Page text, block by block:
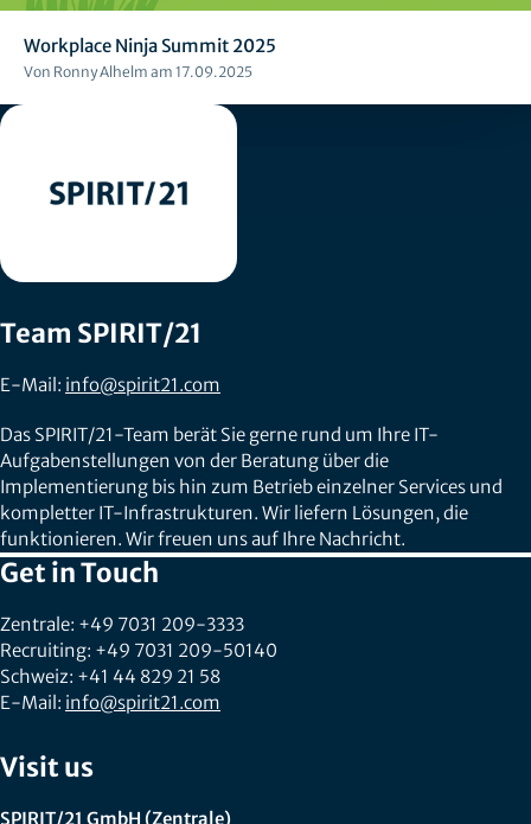
Workplace Ninja Summit 2025
Von Ronny Alhelm am 17.09.2025
Team SPIRIT/21
E-Mail: info@spirit21.com
Das SPIRIT/21-Team berät Sie gerne rund um Ihre IT-
Aufgabenstellungen von der Beratung über die
Implementierung bis hin zum Betrieb einzelner Services und
kompletter IT-Infrastrukturen. Wir liefern Lösungen, die
funktionieren. Wir freuen uns auf Ihre Nachricht.
Get in Touch
Zentrale: +49 7031 209-3333
Recruiting: +49 7031 209-50140
Schweiz: +41 44 829 21 58
E-Mail: info@spirit21.com
Visit us
SPIRIT/21 GmbH (Zentrale)